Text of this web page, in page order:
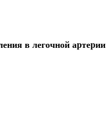
в легочной аpтеpии